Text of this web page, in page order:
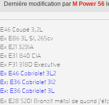
Dernière modification par M Power 56
E46 Coupé 3,2L
Ex E86 3L SI, 265cv
Ex E21 323IA
Ex E31 840 CIA
Ex F31 318D Executive
Ex E46 Cabriolet 3L2
Ex: E36 Cabriolet 3l2
Ex: E36 Cabriolet 3L
Ex E28 520I Bronzit métal de quand